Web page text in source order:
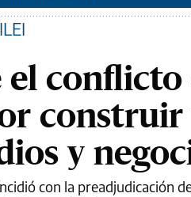
conflicto
y
con la preadjudicación